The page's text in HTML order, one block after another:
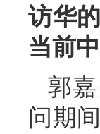
访华
当前
郭
问期